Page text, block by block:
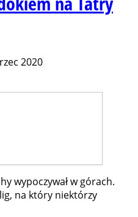
2020
wypoczywał w górach.
na który niektórzy